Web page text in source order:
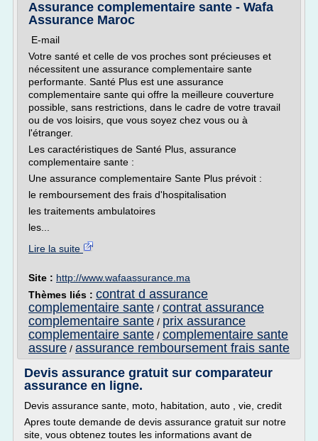
Assurance complementaire sante - Wafa
Assurance Maroc
E-mail
Votre santé et celle de vos proches sont précieuses et
nécessitent une assurance complementaire sante
performante. Santé Plus est une assurance
complementaire sante qui offre la meilleure couverture
possible, sans restrictions, dans le cadre de votre travail
ou de vos loisirs, que vous soyez chez vous ou à
l'étranger.
Les caractéristiques de Santé Plus, assurance
complementaire sante :
Une assurance complementaire Sante Plus prévoit :
le remboursement des frais d'hospitalisation
les traitements ambulatoires
les...
Lire la suite
Site : http://www.wafaassurance.ma
Thèmes liés : contrat d assurance
complementaire sante / contrat assurance
complementaire sante / prix assurance
complementaire sante / complementaire sante
assure / assurance remboursement frais sante
Devis assurance gratuit sur comparateur
assurance en ligne.
Devis assurance sante, moto, habitation, auto , vie, credit
Apres toute demande de devis assurance gratuit sur notre
site, vous obtenez toutes les informations avant de